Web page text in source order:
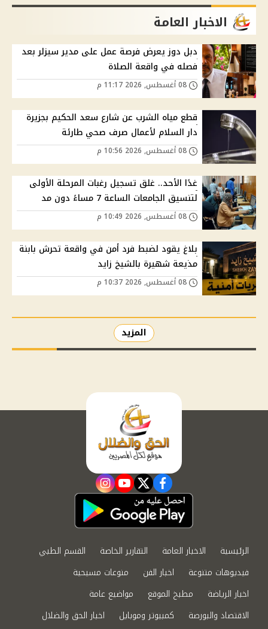
الاخبار العامة
دبل دوز يعرض فرصة عمل على مدير سيزلر بعد
فصله في واقعة الصلاة
قطع مياه الشرب عن شارع سعد الحكيم بجزيرة
دار السلام لأعمال صرف صحي طارئة
غدًا الأحد.. غلق تسجيل رغبات المرحلة الأولى
لتنسيق الجامعات الساعة 7 مساءً دون مد
بلاغ يقود لضبط فرد أمن في واقعة تحرش بابنة
مذيعة شهيرة بالشيخ زايد
المزيد
facebook
twitter
youtube
instagram
الرئيسية الاخبار العامة التقارير الخاصة
القسم الطبي
فيديوهات متنوعة
اخبار الفن
منوعات مسيحية
اخبار الرياضة
مطبخ الموقع
مواضيع عامة
الاقتصاد والبورصة
كمبيوتر وموبايل اخبار الحق والضلال